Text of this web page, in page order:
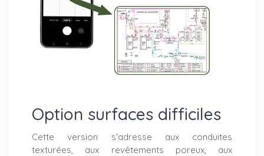
Option surfaces difficiles
Cette version s'adresse aux conduites
texturées, aux revêtements poreux, aux